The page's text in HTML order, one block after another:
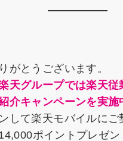
s
n
y
がとうございます。
天グループでは楽天従
介キャンペーンを実施
して楽天モバイルにご
ポイントプレゼン